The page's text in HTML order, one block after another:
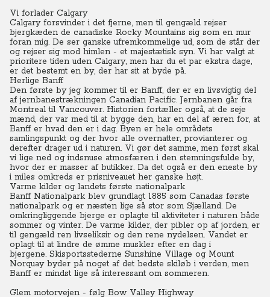
Vi forlader Calgary
Calgary forsvinder i det fjerne, men til gengæld rejser
bjergkæden de canadiske Rocky Mountains sig som en mur
foran mig. De ser ganske ufremkommelige ud, som de står der
og rejser sig mod himlen - et majestætisk syn. Vi har valgt at
prioritere tiden uden Calgary, men har du et par ekstra dage,
er det bestemt en by, der har sit at byde på.
Herlige Banff
Den første by jeg kommer til er Banff, der er en livsvigtig del
af jernbanestrækningen Canadian Pacific. Jernbanen går fra
Montreal til Vancouver. Historien fortæller også, at de seje
mænd, der var med til at bygge den, har en del af æren for, at
Banff er hvad den er i dag. Byen er hele områdets
samlingspunkt og der hvor alle overnatter, provianterer og
derefter drager ud i naturen. Vi gør det samme, men først skal
vi lige ned og indsnuse atmosfæren i den stemningsfulde by,
hvor der er masser af butikker. Da det også er den eneste by
i miles omkreds er prisniveauet her ganske højt.
Varme kilder og landets første nationalpark
Banff Nationalpark blev grundlagt 1885 som Canadas første
nationalpark og er næsten lige så stor som Sjælland. De
omkringliggende bjerge er oplagte til aktiviteter i naturen både
sommer og vinter. De varme kilder, der pibler op af jorden, er
til gengæld ren livseliksir og den rene nydelsen. Vandet er
oplagt til at lindre de ømme muskler efter en dag i
bjergene. Skisportsstederne Sunshine Village og Mount
Norquay byder på noget af det bedste skiløb i verden, men
Banff er mindst lige så interessant om sommeren.
Glem motorvejen - følg Bow Valley Highway